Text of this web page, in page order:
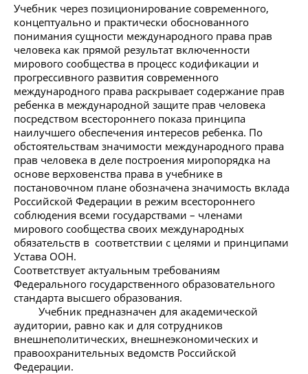
Учебник через позиционирование современного,
концептуально и практически обоснованного
понимания сущности международного права прав
человека как прямой результат включенности
мирового сообщества в процесс кодификации и
прогрессивного развития современного
международного права раскрывает содержание прав
ребенка в международной защите прав человека
посредством всестороннего показа принципа
наилучшего обеспечения интересов ребенка. По
обстоятельствам значимости международного права
прав человека в деле построения миропорядка на
основе верховенства права в учебнике в
постановочном плане обозначена значимость вклада
Российской Федерации в режим всестороннего
соблюдения всеми государствами – членами
мирового сообщества своих международных
обязательств в соответствии с целями и принципами
Устава ООН.
Соответствует актуальным требованиям
Федерального государственного образовательного
стандарта высшего образования.
Учебник предназначен для академической
аудитории, равно как и для сотрудников
внешнеполитических, внешнеэкономических и
правоохранительных ведомств Российской
Федерации.